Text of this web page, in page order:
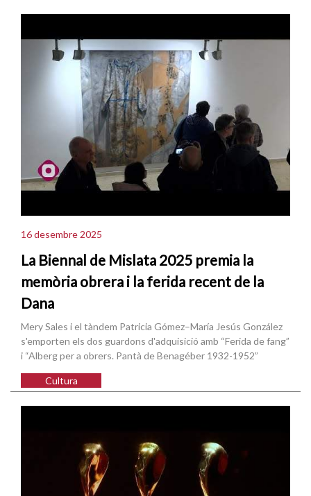
16 desembre 2025
La Biennal de Mislata 2025 premia la
memòria obrera i la ferida recent de la
Dana
Mery Sales i el tàndem Patricia Gómez–María Jesús González
s'emporten els dos guardons d'adquisició amb “Ferida de fang”
i “Alberg per a obrers. Pantà de Benagéber 1932-1952”
Cultura